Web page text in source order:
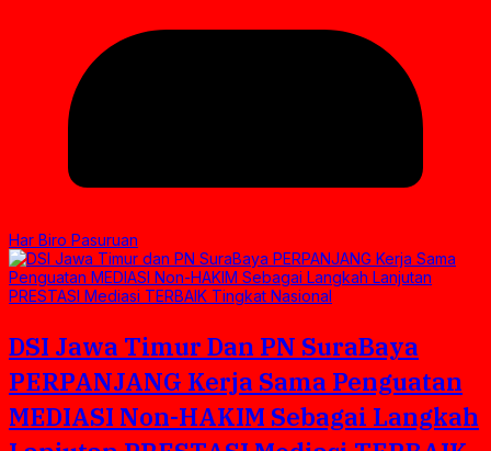
Har Biro Pasuruan
DSI Jawa Timur Dan PN SuraBaya
PERPANJANG Kerja Sama Penguatan
MEDIASI Non-HAKIM Sebagai Langkah